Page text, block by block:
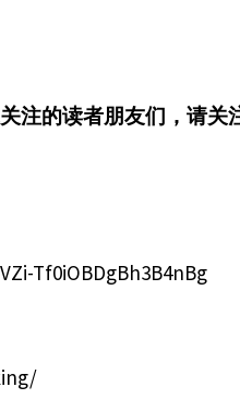
注的读者朋友们，请关
Tf0iOBDgBh3B4nBg